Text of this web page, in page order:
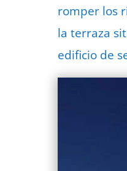
romper los
la terraza
edificio de